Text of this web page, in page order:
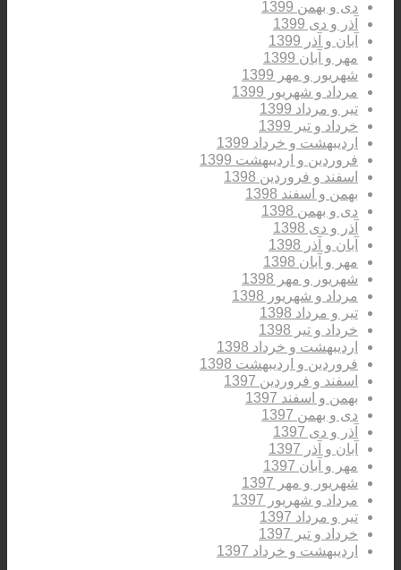
دی و بهمن 1399
آذر و دی 1399
آبان و آذر 1399
مهر و آبان 1399
شهریور و مهر 1399
مرداد و شهریور 1399
تیر و مرداد 1399
خرداد و تیر 1399
اردیبهشت و خرداد 1399
فروردین و اردیبهشت 1399
اسفند و فروردین 1398
بهمن و اسفند 1398
دی و بهمن 1398
آذر و دی 1398
آبان و آذر 1398
مهر و آبان 1398
شهریور و مهر 1398
مرداد و شهریور 1398
تیر و مرداد 1398
خرداد و تیر 1398
اردیبهشت و خرداد 1398
فروردین و اردیبهشت 1398
اسفند و فروردین 1397
بهمن و اسفند 1397
دی و بهمن 1397
آذر و دی 1397
آبان و آذر 1397
مهر و آبان 1397
شهریور و مهر 1397
مرداد و شهریور 1397
تیر و مرداد 1397
خرداد و تیر 1397
اردیبهشت و خرداد 1397